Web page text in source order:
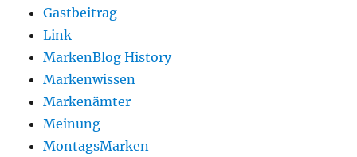
Gastbeitrag
Link
MarkenBlog History
Markenwissen
Markenämter
Meinung
MontagsMarken